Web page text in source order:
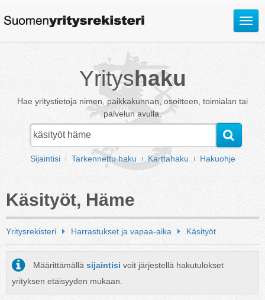
Avaa
Yrityshaku
Hae yritystietoja nimen, paikkakunnan, osoitteen, toimialan tai
palvelun avulla.
Sijaintisi Tarkennettu haku Karttahaku Hakuohje
Käsityöt, Häme
Yritysrekisteri Harrastukset ja vapaa-aika Käsityöt
Määrittämällä sijaintisi voit järjestellä hakutulokset
yrityksen etäisyyden mukaan.